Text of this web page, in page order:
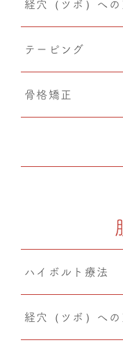
猫背矯正
小顔矯正
楽トレ
経穴（ツボ）へ
テーピング
骨格矯正
CMC筋膜ストレ
ハイボルト療法
経穴（ツボ）へ